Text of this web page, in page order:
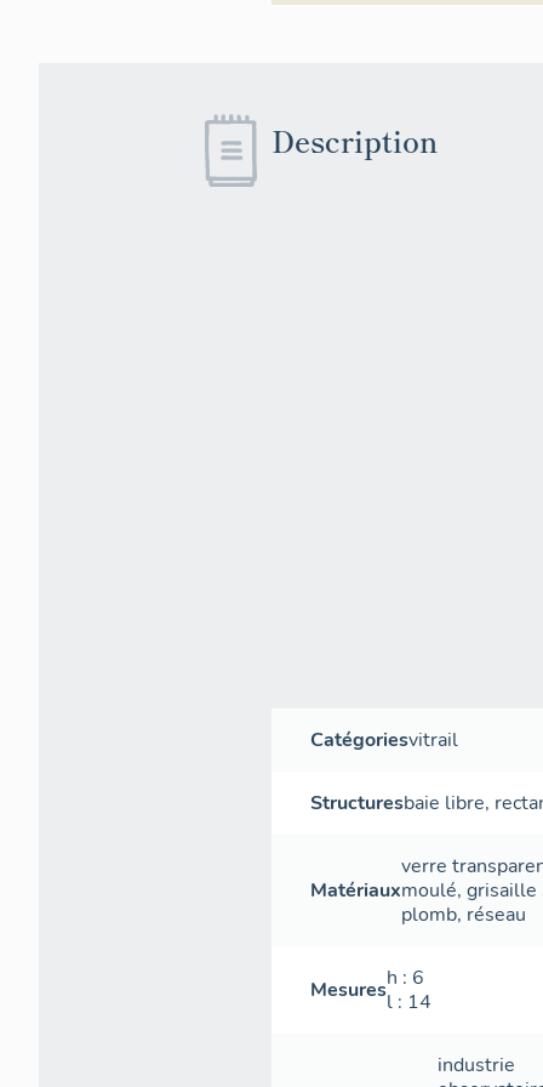
Description
Catégoriesvitrail
Structuresbaie libre,
Matériaux
verre
moulé, grisaille
plomb, réseau
Mesuresh : 6
l : 14
industrie